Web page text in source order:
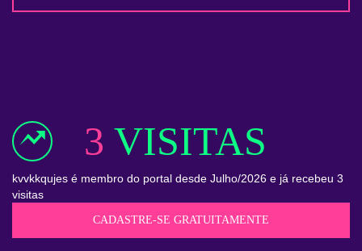
3 VISITAS
kvvkkqujes é membro do portal desde Julho/2026 e já recebeu 3
visitas
CADASTRE-SE GRATUITAMENTE